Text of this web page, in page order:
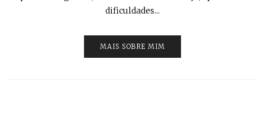
dificuldades...
MAIS SOBRE MIM